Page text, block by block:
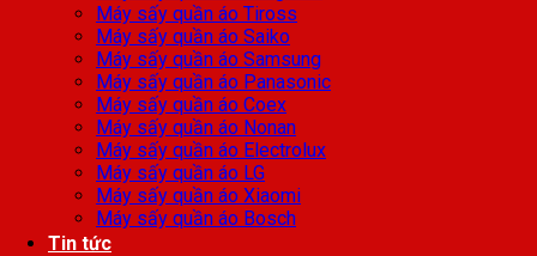
Máy sấy quần áo Tiross
Máy sấy quần áo Saiko
Máy sấy quần áo Samsung
Máy sấy quần áo Panasonic
Máy sấy quần áo Coex
Máy sấy quần áo Nonan
Máy sấy quần áo Electrolux
Máy sấy quần áo LG
Máy sấy quần áo Xiaomi
Máy sấy quần áo Bosch
Tin tức